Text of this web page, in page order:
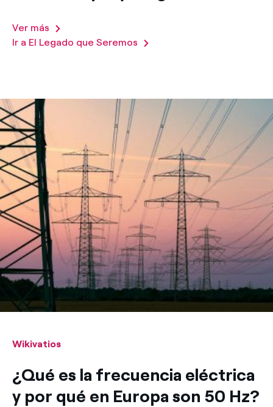
Ver más
Ir a El Legado que Seremos
Wikivatios
¿Qué es la frecuencia eléctrica
y por qué en Europa son 50 Hz?